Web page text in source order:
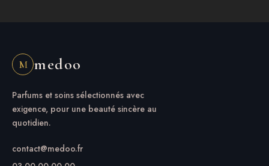
M medoo
Parfums et soins sélectionnés avec
exigence, pour une beauté sincère au
quotidien.
contact@medoo.fr